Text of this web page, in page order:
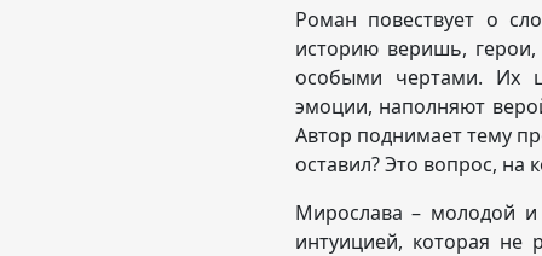
Роман повествует о
историю веришь,
особыми чертами. Их
эмоции, наполняют
Автор поднимает тему
оставил? Это вопрос, на
Мирослава – молодой
интуицией, которая не